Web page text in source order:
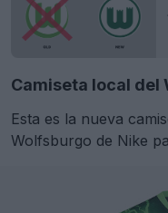
Camiseta local del
Esta es la nueva
Wolfsburgo de Nike